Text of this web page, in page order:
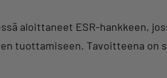
aloittaneet ESR-hankkeen,
tuottamiseen. Tavoitteena on